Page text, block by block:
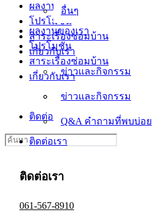
อื่นๆ
ผลงานของเรา
โปรโมชั่น
สาระเรื่องซ่อมบ้าน
เกี่ยวกับเรา
ข่าวและกิจกรรม
Q&A คำถามที่พบบ่อย
ติดต่อเรา
ผลงานของเรา
โปรโมชั่น
สาระเรื่องซ่อมบ้าน
เกี่ยวกับเรา
ข่าวและกิจกรรม
Q&A คำถามที่พบบ่อย
ติดต่อเรา
Search
for:
ติดต่อเรา
061-567-8910